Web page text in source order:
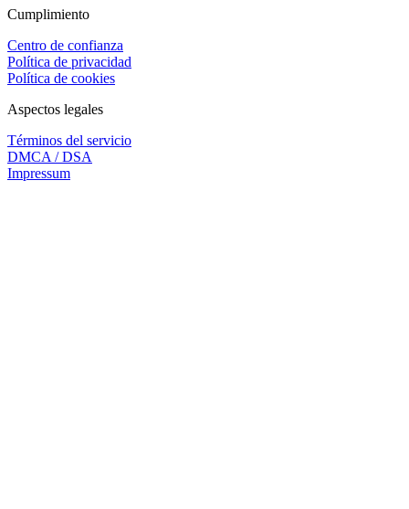
Cumplimiento
Centro de confianza
Política de privacidad
Política de cookies
Aspectos legales
Términos del servicio
DMCA / DSA
Impressum